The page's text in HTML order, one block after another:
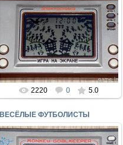
19.12.2017
perepelin
2220 0 5.0
ВЕСЁЛЫЕ ФУТБОЛИСТЫ